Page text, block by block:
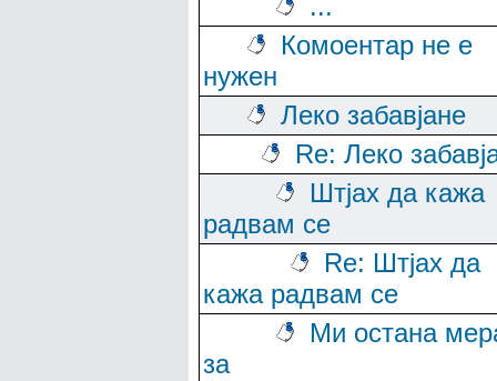
...
Комоентар не е
нужен
Леко забавјане
Re: Леко
Штјах да кажа
радвам се
Re: Штјах да
кажа радвам се
Ми остана
за